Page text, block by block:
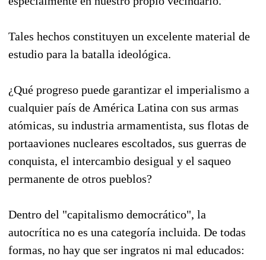
Tales hechos constituyen un excelente material de
estudio para la batalla ideológica.
¿Qué progreso puede garantizar el imperialismo a
cualquier país de América Latina con sus armas
atómicas, su industria armamentista, sus flotas de
portaaviones nucleares escoltados, sus guerras de
conquista, el intercambio desigual y el saqueo
permanente de otros pueblos?
Dentro del "capitalismo democrático", la
autocrítica no es una categoría incluida. De todas
formas, no hay que ser ingratos ni mal educados: